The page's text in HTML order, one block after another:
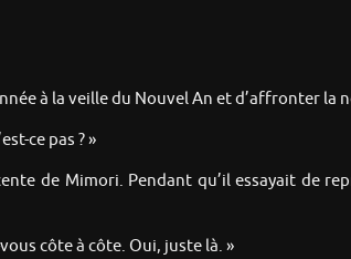
à la veille du Nouvel An et d’affronter la
ce pas ? »
de Mimori. Pendant qu’il essayait de
côte à côte. Oui, juste là. »